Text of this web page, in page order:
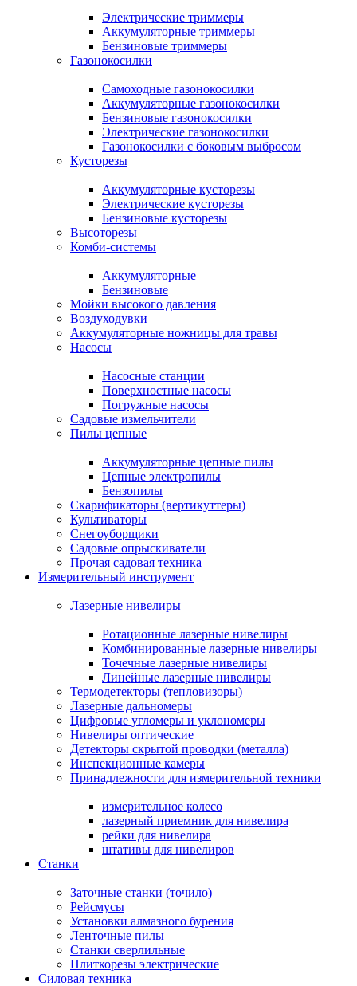
Электрические триммеры
Аккумуляторные триммеры
Бензиновые триммеры
Газонокосилки
Самоходные газонокосилки
Аккумуляторные газонокосилки
Бензиновые газонокосилки
Электрические газонокосилки
Газонокосилки с боковым выбросом
Кусторезы
Аккумуляторные кусторезы
Электрические кусторезы
Бензиновые кусторезы
Высоторезы
Комби-системы
Аккумуляторные
Бензиновые
Мойки высокого давления
Воздуходувки
Аккумуляторные ножницы для травы
Насосы
Насосные станции
Поверхностные насосы
Погружные насосы
Садовые измельчители
Пилы цепные
Аккумуляторные цепные пилы
Цепные электропилы
Бензопилы
Скарификаторы (вертикуттеры)
Культиваторы
Снегоуборщики
Садовые опрыскиватели
Прочая садовая техника
Измерительный инструмент
Лазерные нивелиры
Ротационные лазерные нивелиры
Комбинированные лазерные нивелиры
Точечные лазерные нивелиры
Линейные лазерные нивелиры
Термодетекторы (тепловизоры)
Лазерные дальномеры
Цифровые угломеры и уклономеры
Нивелиры оптические
Детекторы скрытой проводки (металла)
Инспекционные камеры
Принадлежности для измерительной техники
измерительное колесо
лазерный приемник для нивелира
рейки для нивелира
штативы для нивелиров
Станки
Заточные станки (точило)
Рейсмусы
Установки алмазного бурения
Ленточные пилы
Станки сверлильные
Плиткорезы электрические
Силовая техника